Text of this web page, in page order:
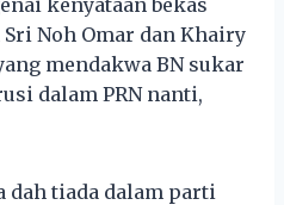
Noh Omar dan Khairy
mendakwa BN sukar
dalam PRN nanti,
dah tiada dalam parti